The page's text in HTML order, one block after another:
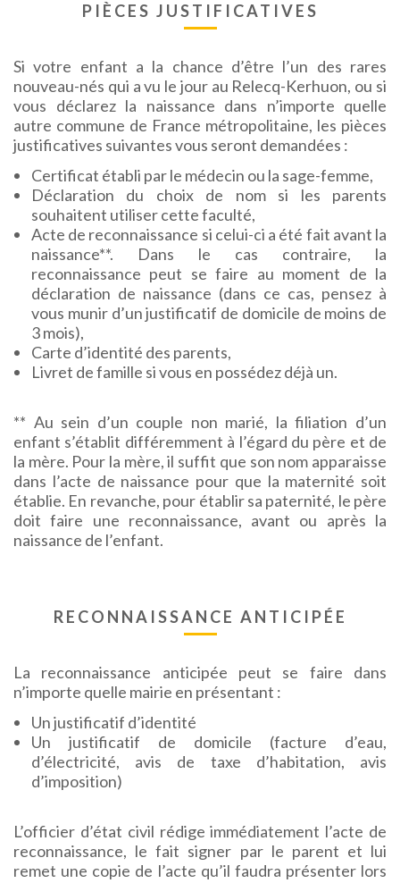
PIÈCES JUSTIFICATIVES
Si votre enfant a la chance d’être l’un des rares
nouveau-nés qui a vu le jour au Relecq-Kerhuon, ou si
vous déclarez la naissance dans n’importe quelle
autre commune de France métropolitaine, les pièces
justificatives suivantes vous seront demandées :
Certificat établi par le médecin ou la sage-femme,
Déclaration du choix de nom si les parents
souhaitent utiliser cette faculté,
Acte de reconnaissance si celui-ci a été fait avant la
naissance**. Dans le cas contraire, la
reconnaissance peut se faire au moment de la
déclaration de naissance (dans ce cas, pensez à
vous munir d’un justificatif de domicile de moins de
3 mois),
Carte d’identité des parents,
Livret de famille si vous en possédez déjà un.
** Au sein d’un couple non marié, la filiation d’un
enfant s’établit différemment à l’égard du père et de
la mère. Pour la mère, il suffit que son nom apparaisse
dans l’acte de naissance pour que la maternité soit
établie. En revanche, pour établir sa paternité, le père
doit faire une reconnaissance, avant ou après la
naissance de l’enfant.
RECONNAISSANCE ANTICIPÉE
La reconnaissance anticipée peut se faire dans
n’importe quelle mairie en présentant :
Un justificatif d’identité
Un justificatif de domicile (facture d’eau,
d’électricité, avis de taxe d’habitation, avis
d’imposition)
L’officier d’état civil rédige immédiatement l’acte de
reconnaissance, le fait signer par le parent et lui
remet une copie de l’acte qu’il faudra présenter lors